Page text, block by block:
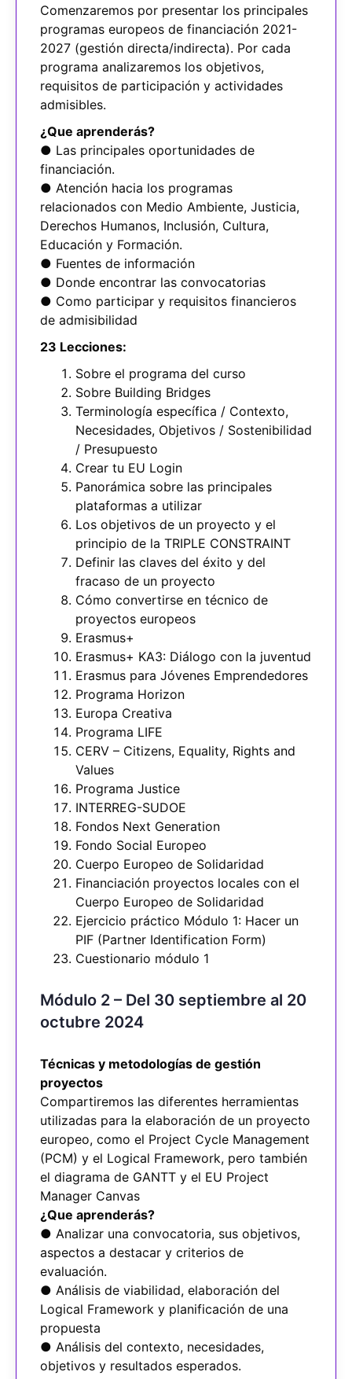
Comenzaremos por presentar los principales
programas europeos de financiación 2021-
2027 (gestión directa/indirecta). Por cada
programa analizaremos los objetivos,
requisitos de participación y actividades
admisibles.
¿Que aprenderás?
● Las principales oportunidades de
financiación.
● Atención hacia los programas
relacionados con Medio Ambiente, Justicia,
Derechos Humanos, Inclusión, Cultura,
Educación y Formación.
● Fuentes de información
● Donde encontrar las convocatorias
● Como participar y requisitos financieros
de admisibilidad
23 Lecciones:
Sobre el programa del curso
Sobre Building Bridges
Terminología específica / Contexto,
Necesidades, Objetivos / Sostenibilidad
/ Presupuesto
Crear tu EU Login
Panorámica sobre las principales
plataformas a utilizar
Los objetivos de un proyecto y el
principio de la TRIPLE CONSTRAINT
Definir las claves del éxito y del
fracaso de un proyecto
Cómo convertirse en técnico de
proyectos europeos
Erasmus+
Erasmus+ KA3: Diálogo con la juventud
Erasmus para Jóvenes Emprendedores
Programa Horizon
Europa Creativa
Programa LIFE
CERV – Citizens, Equality, Rights and
Values
Programa Justice
INTERREG-SUDOE
Fondos Next Generation
Fondo Social Europeo
Cuerpo Europeo de Solidaridad
Financiación proyectos locales con el
Cuerpo Europeo de Solidaridad
Ejercicio práctico Módulo 1: Hacer un
PIF (Partner Identification Form)
Cuestionario módulo 1
Módulo 2 – Del 30 septiembre al 20
octubre 2024
Técnicas y metodologías de gestión
proyectos
Compartiremos las diferentes herramientas
utilizadas para la elaboración de un proyecto
europeo, como el Project Cycle Management
(PCM) y el Logical Framework, pero también
el diagrama de GANTT y el EU Project
Manager Canvas
¿Que aprenderás?
● Analizar una convocatoria, sus objetivos,
aspectos a destacar y criterios de
evaluación.
● Análisis de viabilidad, elaboración del
Logical Framework y planificación de una
propuesta
● Análisis del contexto, necesidades,
objetivos y resultados esperados.